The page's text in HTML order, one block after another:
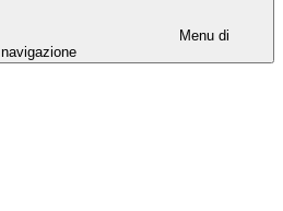
Menu di
navigazione